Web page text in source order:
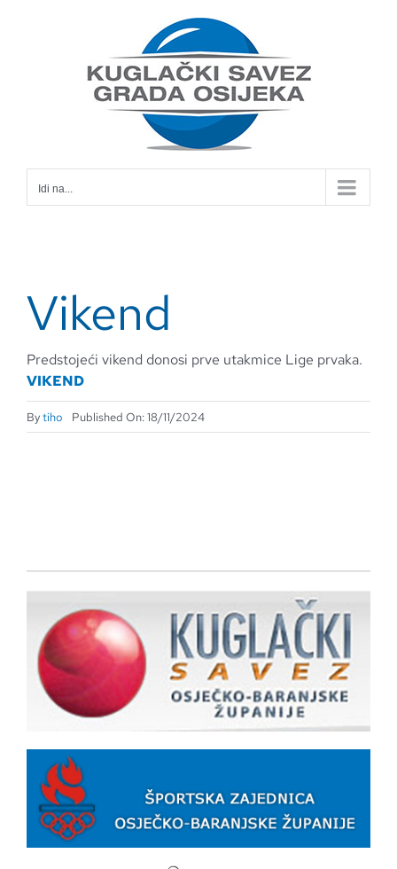
Idi na...
Vikend
Predstojeći vikend donosi prve utakmice Lige prvaka.
VIKEND
Bytiho Published On: 18/11/2024